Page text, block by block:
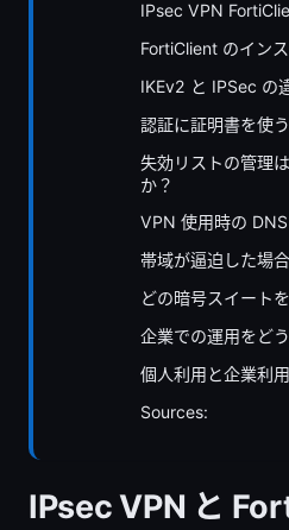
IPsec VPN
FortiClient のイン
IKEv2 と IPSec の
認証に証明書を使
失効リストの管理
か？
VPN 使用時の
帯域が逼迫した場
どの暗号スイート
企業での運用をど
個人利用と企業利
Sources:
IPsec VPN と